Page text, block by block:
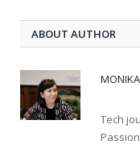
ABOUT AUTHOR
Tech